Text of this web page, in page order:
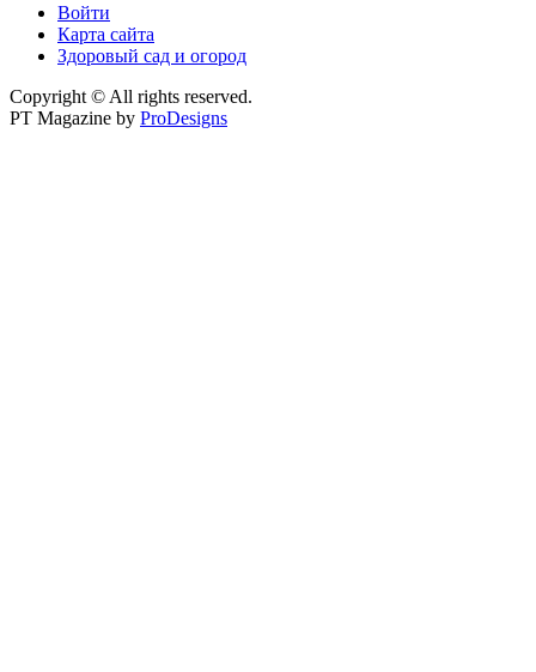
Войти
Карта сайта
Здоровый сад и огород
Copyright © All rights reserved.
PT Magazine by ProDesigns